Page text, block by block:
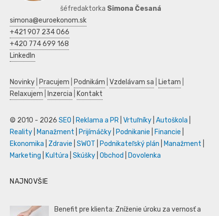
šéfredaktorka Simona Česaná
simona@euroekonom.sk
+421 907 234 066
+420 774 699 168
LinkedIn
Novinky Pracujem Podnikám Vzdelávam sa Lietam
Relaxujem
Inzercia Kontakt
© 2010 - 2026 SEO Reklama a PR Vrtuľníky Autoškola
Reality
Manažment Prijímáčky Podnikanie Financie
Ekonomika
Zdravie SWOT Podnikateľský plán Manažment
Marketing
Kultúra Skúšky Obchod Dovolenka
NAJNOVŠIE
Benefit pre klienta: Zníženie úroku za vernosť a